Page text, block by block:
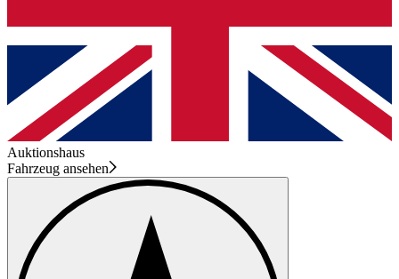
Auktionshaus
Fahrzeug ansehen